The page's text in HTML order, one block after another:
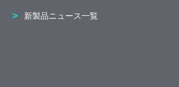
新製品ニュース一覧